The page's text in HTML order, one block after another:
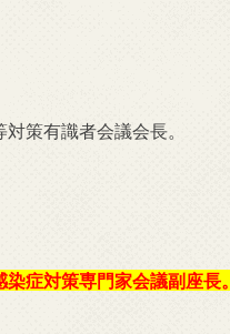
策有識者会議会長。
症対策専門家会議副座長。